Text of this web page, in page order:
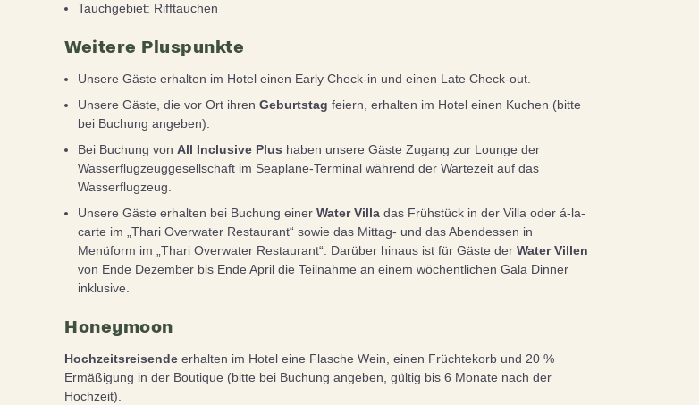
Tauchgebiet: Rifftauchen
Weitere Pluspunkte
Unsere Gäste erhalten im Hotel einen Early Check-in und einen Late Check-out.
Unsere Gäste, die vor Ort ihren Geburtstag feiern, erhalten im Hotel einen Kuchen (bitte
bei Buchung angeben).
Bei Buchung von All Inclusive Plus haben unsere Gäste Zugang zur Lounge der
Wasserflugzeuggesellschaft im Seaplane-Terminal während der Wartezeit auf das
Wasserflugzeug.
Unsere Gäste erhalten bei Buchung einer Water Villa das Frühstück in der Villa oder á-la-
carte im „Thari Overwater Restaurant“ sowie das Mittag- und das Abendessen in
Menüform im „Thari Overwater Restaurant“. Darüber hinaus ist für Gäste der Water Villen
von Ende Dezember bis Ende April die Teilnahme an einem wöchentlichen Gala Dinner
inklusive.
Honeymoon
Hochzeitsreisende erhalten im Hotel eine Flasche Wein, einen Früchtekorb und 20 %
Ermäßigung in der Boutique (bitte bei Buchung angeben, gültig bis 6 Monate nach der
Hochzeit).